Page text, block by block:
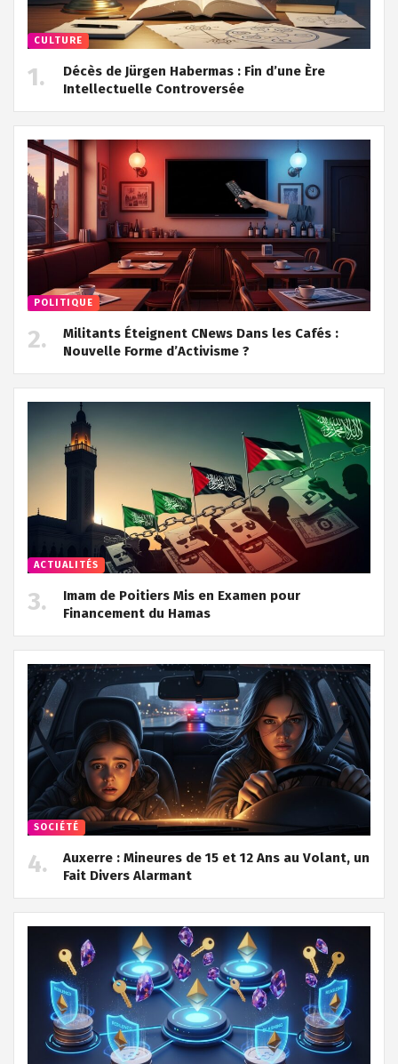
CULTURE
Décès de Jürgen Habermas : Fin d’une Ère
Intellectuelle Controversée
POLITIQUE
Militants Éteignent CNews Dans les Cafés :
Nouvelle Forme d’Activisme ?
ACTUALITÉS
Imam de Poitiers Mis en Examen pour
Financement du Hamas
SOCIÉTÉ
Auxerre : Mineures de 15 et 12 Ans au Volant, un
Fait Divers Alarmant